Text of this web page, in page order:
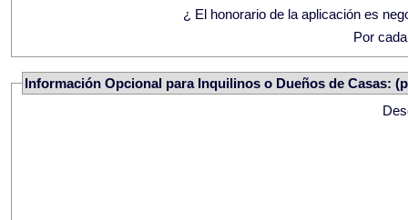
¿ El honorario de la aplicación es
Por
Información Opcional para Inquilinos o Dueños de Casas: